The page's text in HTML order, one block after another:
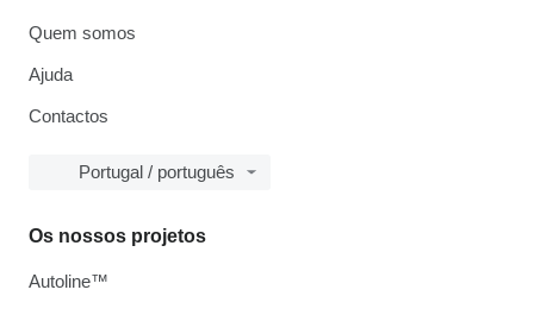
Quem somos
Ajuda
Contactos
Portugal / português
Os nossos projetos
Autoline™